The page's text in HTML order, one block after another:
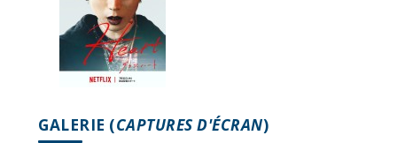
GALERIE (CAPTURES D'ÉCRAN)